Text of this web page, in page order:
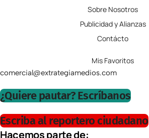
Sobre Nosotros
Publicidad y Alianzas
Contácto
Mis Favoritos
comercial@extrategiamedios.com
¿Quiere pautar? Escríbanos
Escriba al reportero ciudadano
Hacemos parte de: